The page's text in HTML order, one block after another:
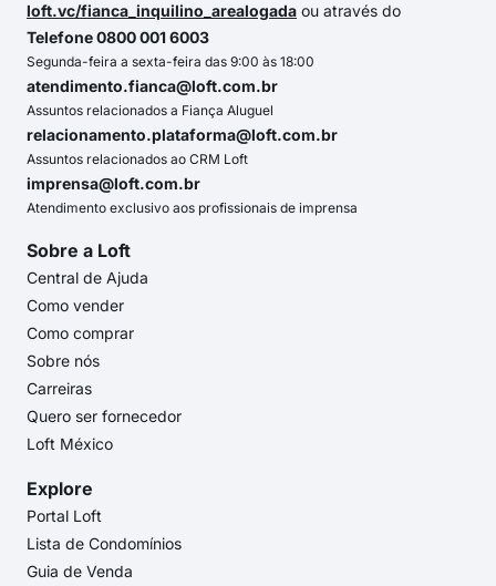
loft.vc/fianca_inquilino_arealogada ou através do
Telefone 0800 001 6003
Segunda-feira a sexta-feira das 9:00 às 18:00
atendimento.fianca@loft.com.br
Assuntos relacionados a Fiança Aluguel
relacionamento.plataforma@loft.com.br
Assuntos relacionados ao CRM Loft
imprensa@loft.com.br
Atendimento exclusivo aos profissionais de imprensa
Sobre a Loft
Central de Ajuda
Como vender
Como comprar
Sobre nós
Carreiras
Quero ser fornecedor
Loft México
Explore
Portal Loft
Lista de Condomínios
Guia de Venda